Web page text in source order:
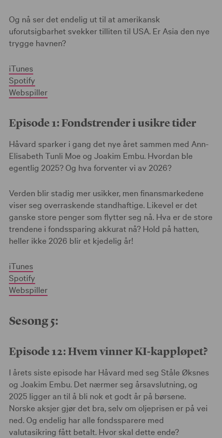
Og nå ser det endelig ut til at amerikansk
uforutsigbarhet svekker tilliten til USA. Er Asia den nye
trygge havnen?
iTunes
Spotify
Webspiller
Episode 1: Fondstrender i usikre tider
Håvard sparker i gang det nye året sammen med Ann-
Elisabeth Tunli Moe og Joakim Embu. Hvordan ble
egentlig 2025? Og hva forventer vi av 2026?
Verden blir stadig mer usikker, men finansmarkedene
viser seg overraskende standhaftige. Likevel er det
ganske store penger som flytter seg nå. Hva er de store
trendene i fondssparing akkurat nå? Hold på hatten,
heller ikke 2026 blir et kjedelig år!
iTunes
Spotify
Webspiller
Sesong 5:
Episode 12: Hvem vinner KI-kappløpet?
I årets siste episode har Håvard med seg Ståle Øksnes
og Joakim Embu. Det nærmer seg årsavslutning, og
2025 ligger an til å bli nok et godt år på børsene.
Norske aksjer gjør det bra, selv om oljeprisen er på vei
ned. Og endelig har alle fondssparere med
valutasikring fått betalt. Hvor skal dette ende?